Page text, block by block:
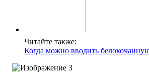
Читайте также:
Когда можно вводить